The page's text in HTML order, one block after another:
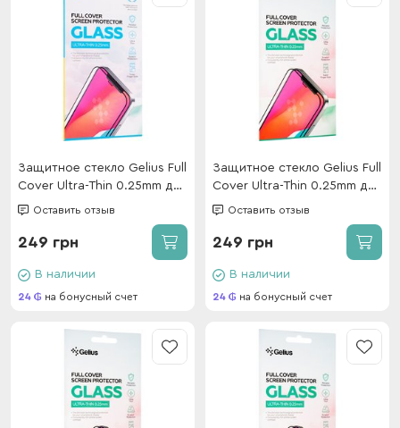
Защитное стекло Gelius Full
Cover Ultra-Thin 0.25mm для
Samsung M556 (M55) Black
Оставить отзыв
249 грн
В наличии
24 на бонусный счет
Защитное стекло Gelius Full
Cover Ultra-Thin 0.25mm для
Oppo A5/A5X Black
Оставить отзыв
249 грн
В наличии
24 на бонусный счет